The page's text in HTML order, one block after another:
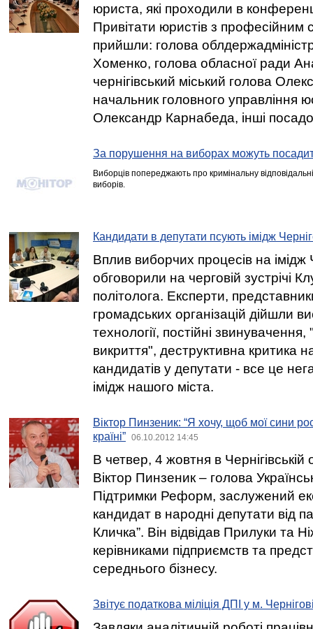
юриста, які проходили в
Привітати юристів з професійним
прийшли: голова
Хоменко, голова обласної ради
чернігівський міський голова
начальник головного управління
Олександр Карнабеда, інші
За порушення на виборах можуть
Виборців попереджають про кримінальну
виборів.
Кандидати в депутати псують імідж
Вплив виборчих процесів на імідж
обговорили на черговій зустрічі
політолога. Експерти,
громадських організацій дійшли
технології, постійні звинувачення,
викриття", деструктивна критика
кандидатів у депутати - все це
імідж нашого міста.
Віктор Пинзеник: “Я хочу, щоб мої сини
країні”
06.10.2012 14:45
В четвер, 4 жовтня в Чернігівській
Віктор Пинзеник – голова
Підтримки Реформ, заслужений
кандидат в народні депутати від
Кличка”. Він відвідав Прилуки та
керівниками підприємств та
середнього бізнесу.
Звітує податкова міліція ДПІ у м.